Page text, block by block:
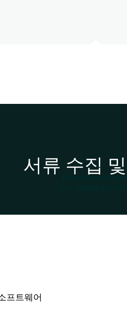
서류 수집
Portcall replicated
Docs sorted,
프트웨어